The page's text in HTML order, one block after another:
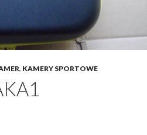
, KAMERY SPORTOWE